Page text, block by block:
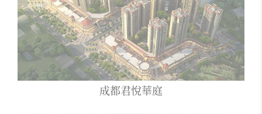
成都君悅華庭